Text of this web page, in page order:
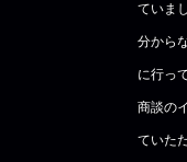
ていま
分から
に行っ
商談の
ていた